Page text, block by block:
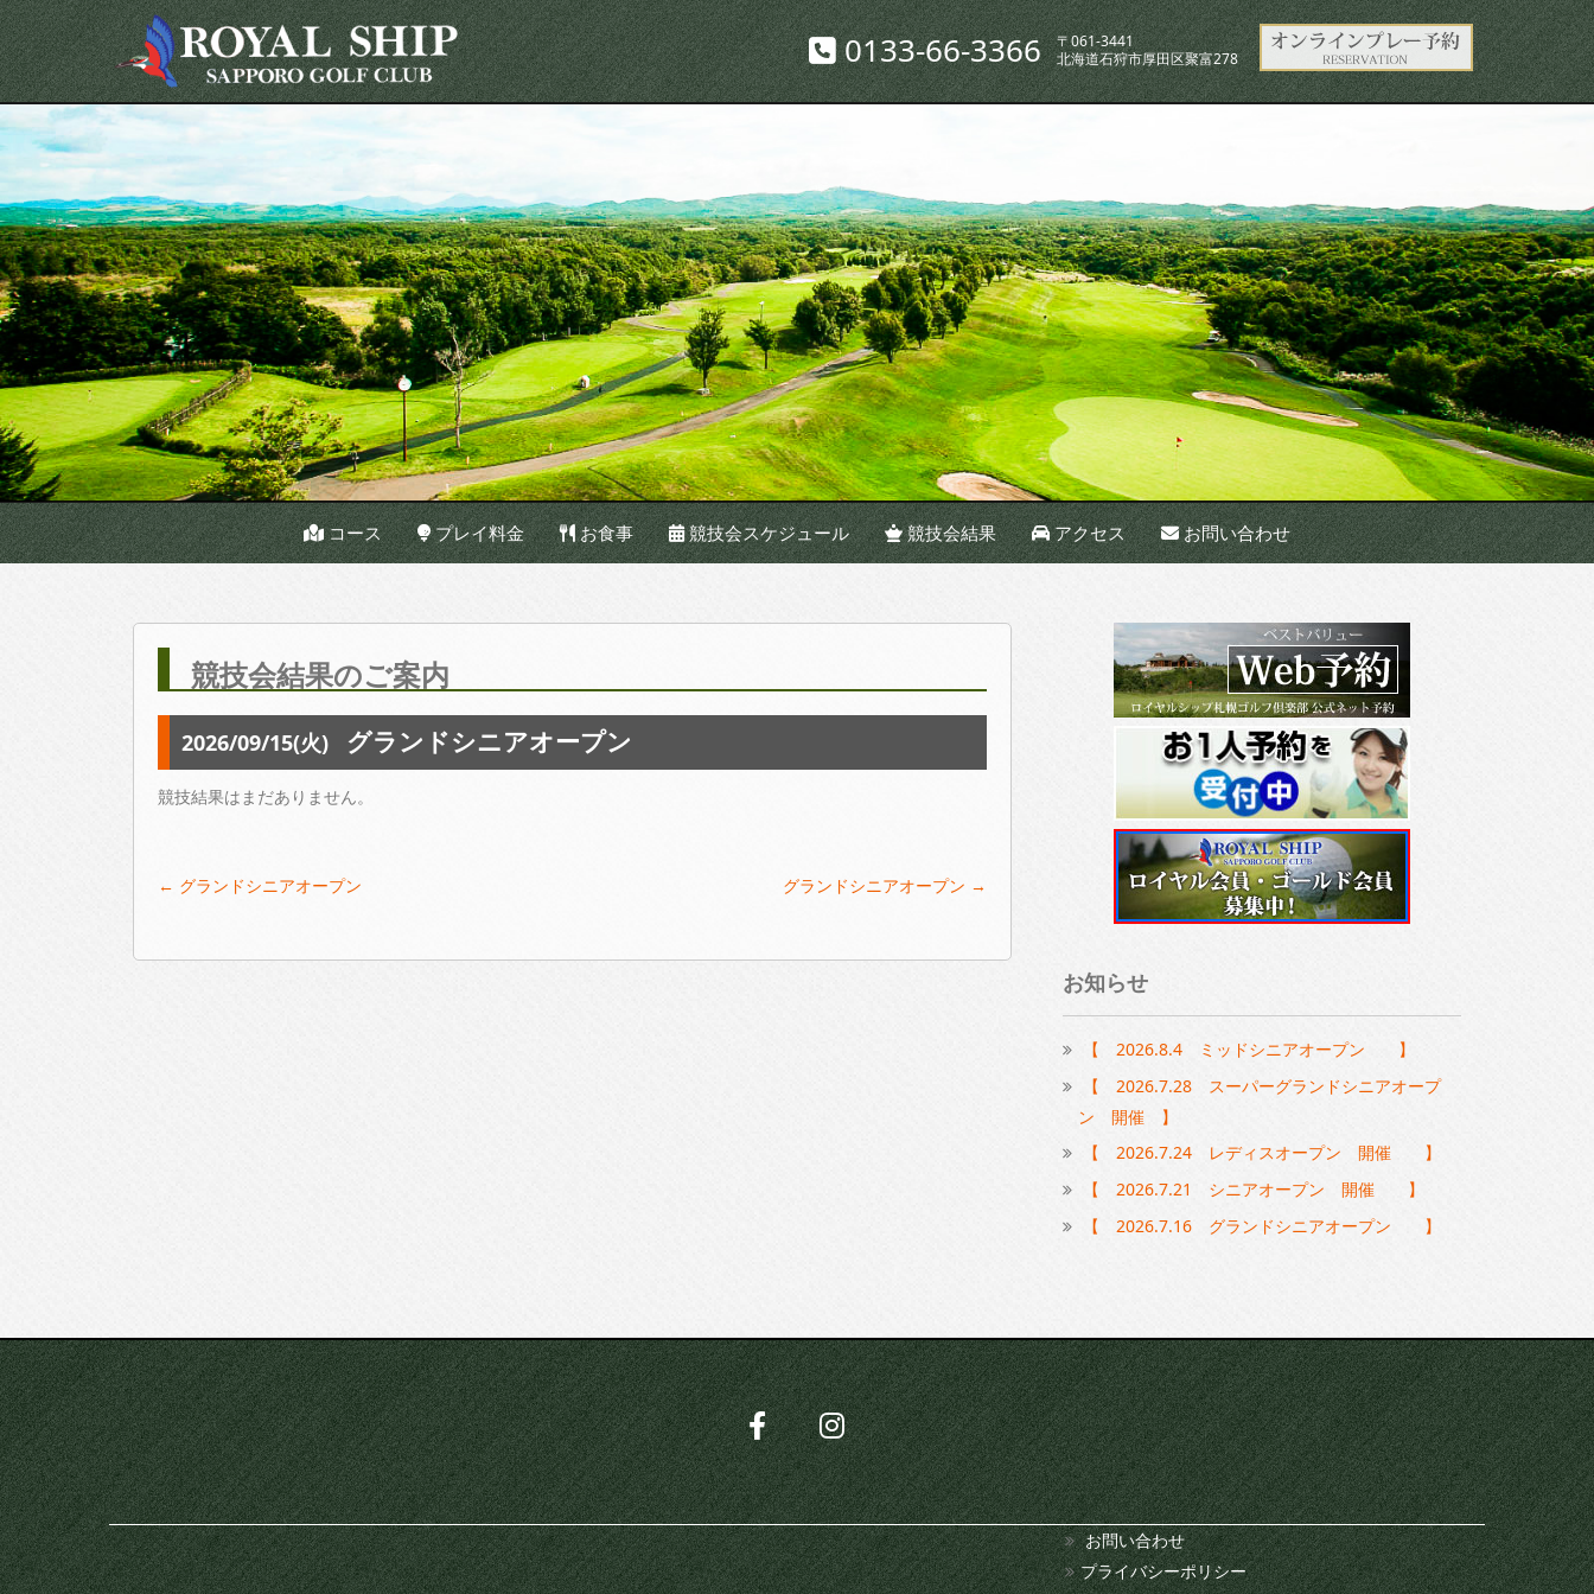
0133-66-3366
〒061-3441
北海道石狩市厚田区聚富278
コース プレイ料金 お食事 競技会スケジュール 競技会結果 アクセス お問い合わせ
競技会結果のご案内
2026/09/15(火) グランドシニアオープン
競技結果はまだありません。
Post
navigation
← グランドシニアオープン グランドシニアオープン →
お知らせ
【 2026.8.4 ミッドシニアオープン 】
【 2026.7.28 スーパーグランドシニアオープ
ン 開催 】
【 2026.7.24 レディスオープン 開催 】
【 2026.7.21 シニアオープン 開催 】
【 2026.7.16 グランドシニアオープン 】
お問い合わせ
プライバシーポリシー